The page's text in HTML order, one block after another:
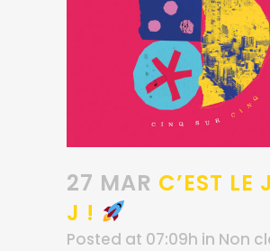
27 MAR C’EST LE
J !
Posted at 07:09h in Non